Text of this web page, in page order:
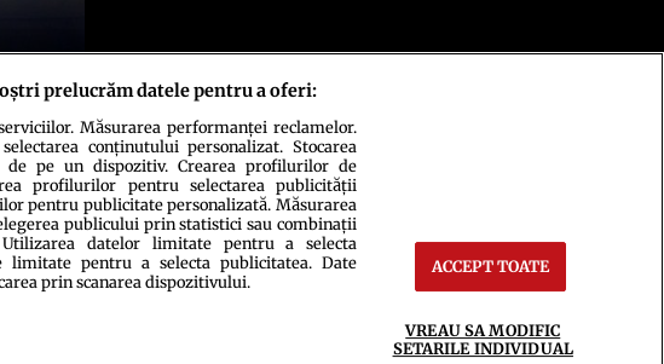
prelucrăm datele pentru a oferi:
Măsurarea performanței reclamelor.
conținutului personalizat. Stocarea
de pe un dispozitiv. Crearea profilurilor de
profilurilor pentru selectarea publicității
pentru publicitate personalizată. Măsurarea
publicului prin statistici sau combinații
datelor limitate pentru a selecta
limitate pentru a selecta publicitatea. Date
prin scanarea dispozitivului.
ACCEPT TOATE
VREAU SA MODIFIC
SETARILE INDIVIDUAL